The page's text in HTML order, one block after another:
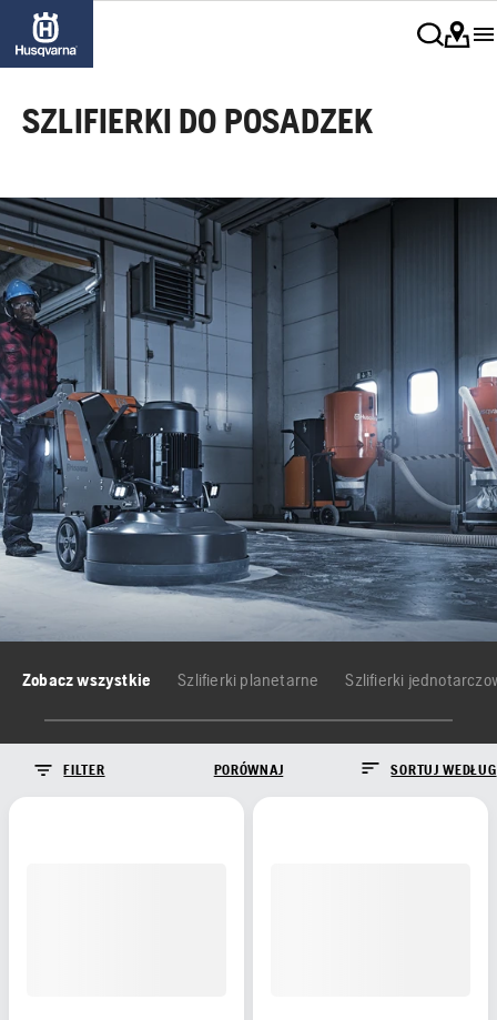
SZLIFIERKI DO POSADZEK
Zobacz wszystkie Szlifierki planetarne Szlifierki
FILTER PORÓWNAJ SORTUJ WEDŁUG